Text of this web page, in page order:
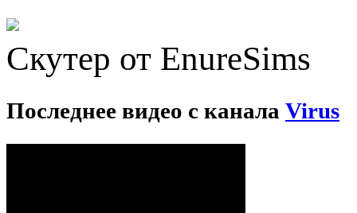
Скутер от EnureSims
Последнее видео с канала Virus